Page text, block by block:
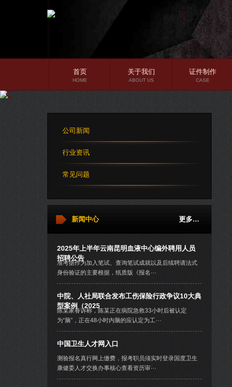
首页
HOME
关于我们
ABOUT US
证件制作
CASE
公司新闻
行业资讯
常见问题
更多…
新闻中心
2025年上半年云南昆明血液中心编外聘用人员
招聘公告
准考据作为加入笔试、查询笔试成就以及后续聘请法式
身份验证的主要根据，纸质版《报名···
中院、人社局联合发布工伤保险行政争议10大典
型案例（2025
陈某家眷诉称，陈某正在病院急救33小时后被认定
为“脑”，正在48小时内脑的应认定为工···
中国卫生人才网入口
测验报名真行网上缴费，报考职员须实时登录国度卫生
康健委人才交换办事核心查看资历审···